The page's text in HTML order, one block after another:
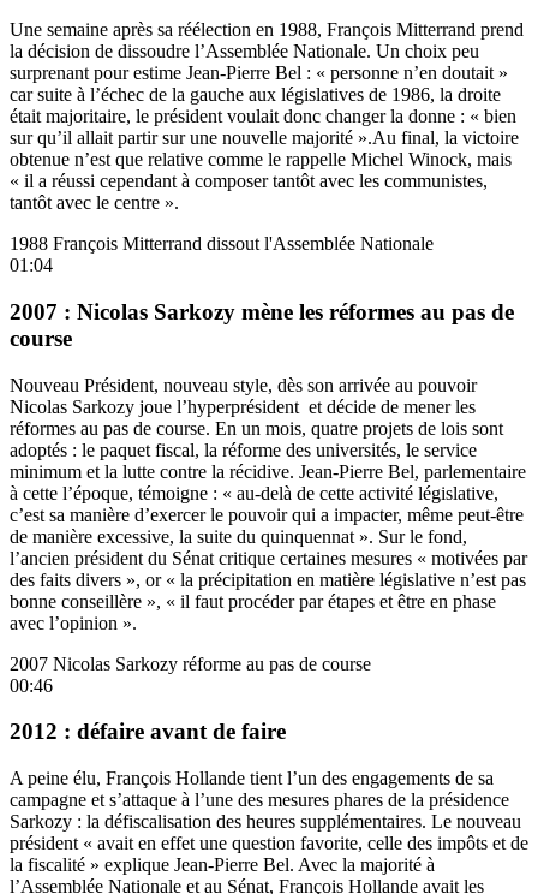
Une semaine après sa réélection en 1988, François Mitterrand prend
la décision de dissoudre l’Assemblée Nationale. Un choix peu
surprenant pour estime Jean-Pierre Bel : « personne n’en doutait »
car suite à l’échec de la gauche aux législatives de 1986, la droite
était majoritaire, le président voulait donc changer la donne : « bien
sur qu’il allait partir sur une nouvelle majorité ».Au final, la victoire
obtenue n’est que relative comme le rappelle Michel Winock, mais
« il a réussi cependant à composer tantôt avec les communistes,
tantôt avec le centre ».
1988 François Mitterrand dissout l'Assemblée Nationale
01:04
2007 : Nicolas Sarkozy mène les réformes au pas de
course
Nouveau Président, nouveau style, dès son arrivée au pouvoir
Nicolas Sarkozy joue l’hyperprésident et décide de mener les
réformes au pas de course. En un mois, quatre projets de lois sont
adoptés : le paquet fiscal, la réforme des universités, le service
minimum et la lutte contre la récidive. Jean-Pierre Bel, parlementaire
à cette l’époque, témoigne : « au-delà de cette activité législative,
c’est sa manière d’exercer le pouvoir qui a impacter, même peut-être
de manière excessive, la suite du quinquennat ». Sur le fond,
l’ancien président du Sénat critique certaines mesures « motivées par
des faits divers », or « la précipitation en matière législative n’est pas
bonne conseillère », « il faut procéder par étapes et être en phase
avec l’opinion ».
2007 Nicolas Sarkozy réforme au pas de course
00:46
2012 : défaire avant de faire
A peine élu, François Hollande tient l’un des engagements de sa
campagne et s’attaque à l’une des mesures phares de la présidence
Sarkozy : la défiscalisation des heures supplémentaires. Le nouveau
président « avait en effet une question favorite, celle des impôts et de
la fiscalité » explique Jean-Pierre Bel. Avec la majorité à
l’Assemblée Nationale et au Sénat, François Hollande avait les